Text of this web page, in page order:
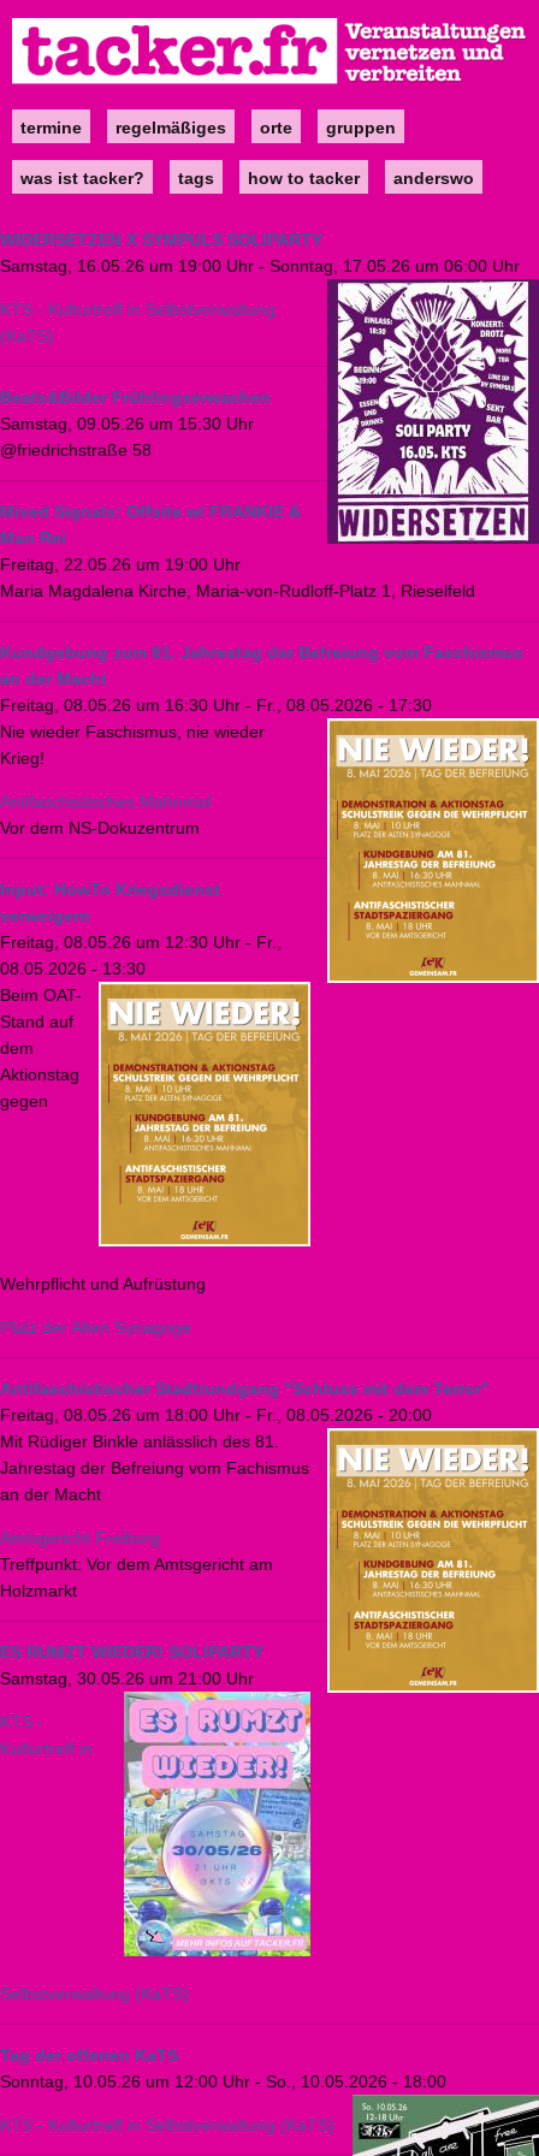
zum
Inhalt
Maintermine regelmäßiges orte gruppen
was ist tacker? tags how to tacker anderswo
WIDERSETZEN X SYMPULS SOLIPARTY
Samstag, 16.05.26 um 19:00 Uhr - Sonntag, 17.05.26 um 06:00 Uhr
KTS - Kulturtreff in Selbstverwaltung
(KaTS)
Beats&Bilder Frühlingserwachen
Samstag, 09.05.26 um 15:30 Uhr
@friedrichstraße 58
Mixed Signals: Offsite w/ FRANKIE &
Man Rei
Freitag, 22.05.26 um 19:00 Uhr
Maria Magdalena Kirche, Maria-von-Rudloff-Platz 1, Rieselfeld
Kundgebung zum 81. Jahrestag der Befreiung vom Faschismus
an der Macht
Freitag, 08.05.26 um 16:30 Uhr - Fr., 08.05.2026 - 17:30
Nie wieder Faschismus, nie wieder
Krieg!
Antifaschistisches Mahnmal
Vor dem NS-Dokuzentrum
Input: HowTo Kriegsdienst
verweigern
Freitag, 08.05.26 um 12:30 Uhr - Fr.,
08.05.2026 - 13:30
Beim OAT-
Stand auf
dem
Aktionstag
gegen
Wehrpflicht und Aufrüstung
Platz der Alten Synagoge
Antifaschistischer Stadtrundgang "Schluss mit dem Terror"
Freitag, 08.05.26 um 18:00 Uhr - Fr., 08.05.2026 - 20:00
Mit Rüdiger Binkle anlässlich des 81.
Jahrestag der Befreiung vom Fachismus
an der Macht
Amtsgericht Freiburg
Treffpunkt: Vor dem Amtsgericht am
Holzmarkt
ES RUMZT WIEDER! SOLIPARTY
Samstag, 30.05.26 um 21:00 Uhr
KTS -
Kulturtreff in
Selbstverwaltung (KaTS)
Tag der offenen KaTS
Sonntag, 10.05.26 um 12:00 Uhr - So., 10.05.2026 - 18:00
KTS - Kulturtreff in Selbstverwaltung (KaTS)